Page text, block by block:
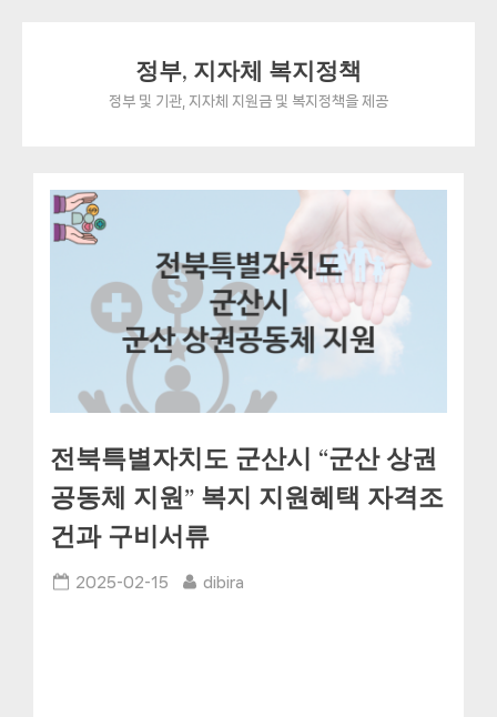
정부, 지자체 복지정책
정부 및 기관, 지자체 지원금 및 복지정책을 제공
전북특별자치도 군산시 “군산 상권
공동체 지원” 복지 지원혜택 자격조
건과 구비서류
Posted
2025-02-15 By
dibira